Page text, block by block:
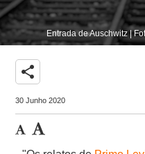
Entrada de Auschwitz |
share
30 Junho 2020